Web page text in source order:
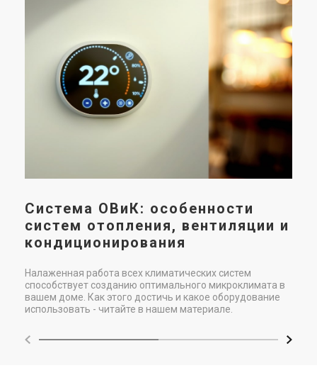
Система ОВиК: особенности
систем отопления, вентиляции и
кондиционирования
Налаженная работа всех климатических систем
способствует созданию оптимального микроклимата в
вашем доме. Как этого достичь и какое оборудование
использовать - читайте в нашем материале.